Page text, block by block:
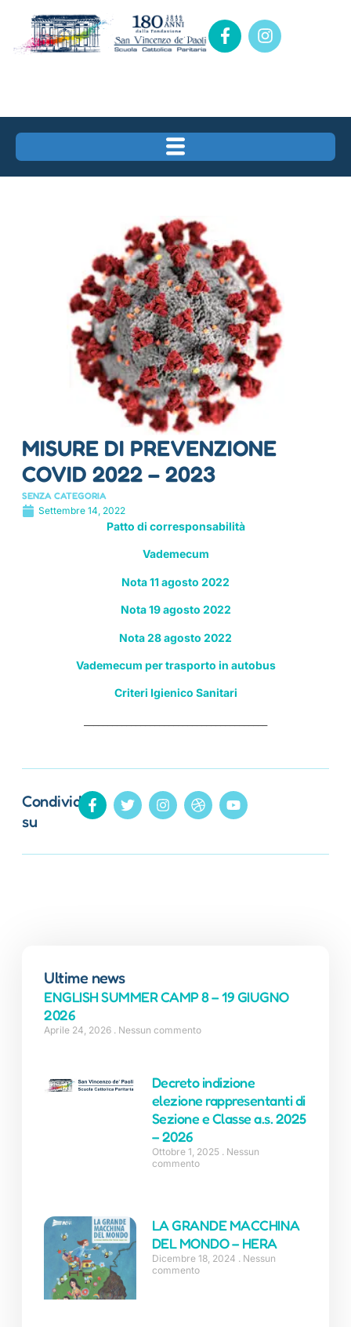
MISURE DI PREVENZIONE
COVID 2022 – 2023
SENZA CATEGORIA
Settembre 14, 2022
Patto di corresponsabilità
Vademecum
Nota 11 agosto 2022
Nota 19 agosto 2022
Nota 28 agosto 2022
Vademecum per trasporto in autobus
Criteri Igienico Sanitari
Condividi
su
Ultime news
ENGLISH SUMMER CAMP 8 – 19 GIUGNO
2026
Aprile 24, 2026 Nessun commento
Decreto indizione
elezione rappresentanti di
Sezione e Classe a.s. 2025
– 2026
Ottobre 1, 2025
Nessun
commento
LA GRANDE MACCHINA
DEL MONDO – HERA
Dicembre 18, 2024
Nessun
commento